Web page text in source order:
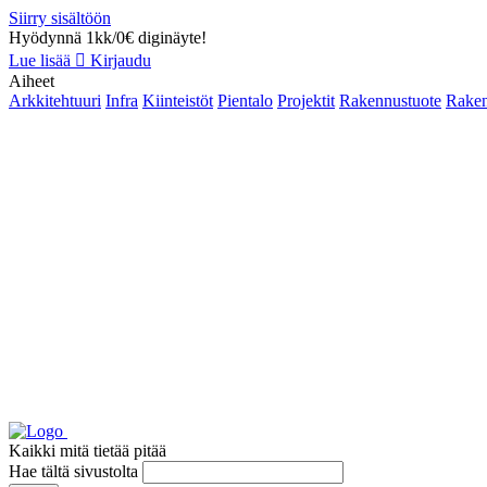
Siirry sisältöön
Hyödynnä 1kk/0€ diginäyte!
Lue lisää
Kirjaudu
Aiheet
Arkkitehtuuri Infra Kiinteistöt Pientalo Projektit Rakennustuote
Kaikki mitä tietää pitää
Hae tältä sivustolta